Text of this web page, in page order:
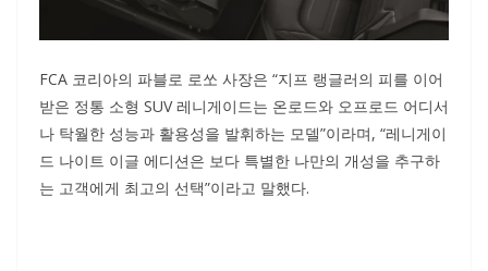
FCA 코리아의 파블로 로쏘 사장은 “지프 랭글러의 피를 이어
받은 정통 소형 SUV 레니게이드는 온로드와 오프로드 어디서
나 탁월한 성능과 활용성을 발휘하는 모델”이라며, “레니게이
드 나이트 이글 에디션은 보다 특별한 나만의 개성을 추구하
는 고객에게 최고의 선택”이라고 말했다.